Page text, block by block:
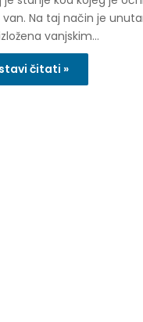
Na taj način je
vanjskim…
čitati »